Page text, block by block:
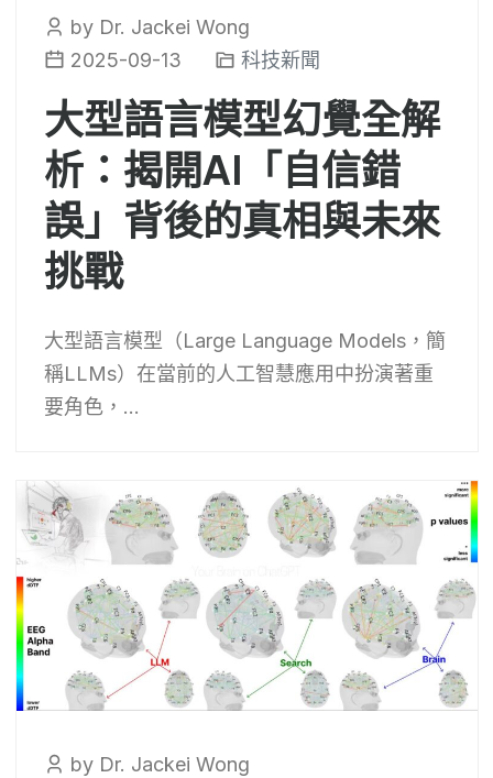
by Dr. Jackei Wong
2025-09-13
科技新聞
大型語言模型幻覺全解
析：揭開AI「自信錯
誤」背後的真相與未來
挑戰
大型語言模型（Large Language Models，簡
稱LLMs）在當前的人工智慧應用中扮演著重
要角色，...
by Dr. Jackei Wong